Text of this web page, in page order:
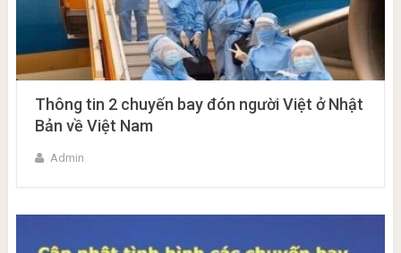
Thông tin 2 chuyến bay đón người Việt ở Nhật
Bản về Việt Nam
Admin